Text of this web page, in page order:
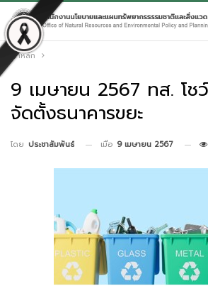
หน้าหลัก
9 เมษายน 2567 ทส. โช
จัดตั้งธนาคารขยะ
โดย ประชาสัมพันธ์ เมื่อ 9 เมษายน 2567